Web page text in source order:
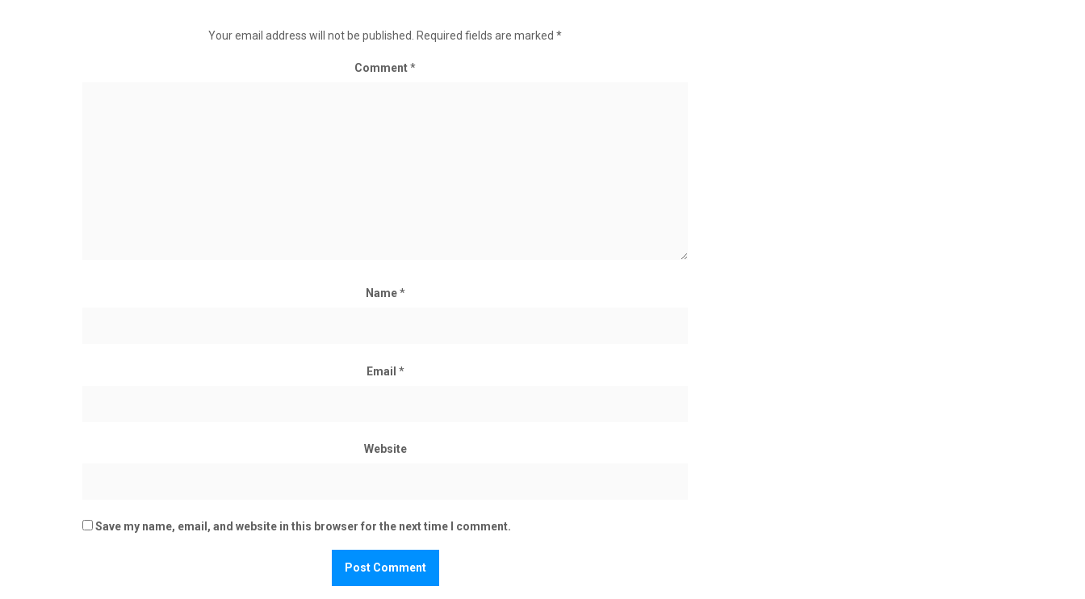
Your email address will not be published. Required fields are marked *
Comment*
Name*
Email *
Website
Save my name, email, and website in this browser for the next time I comment.